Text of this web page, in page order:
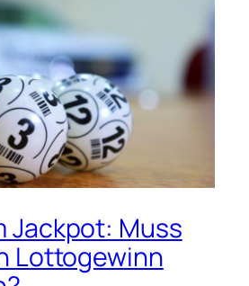
Jackpot: Muss
Lottogewinn